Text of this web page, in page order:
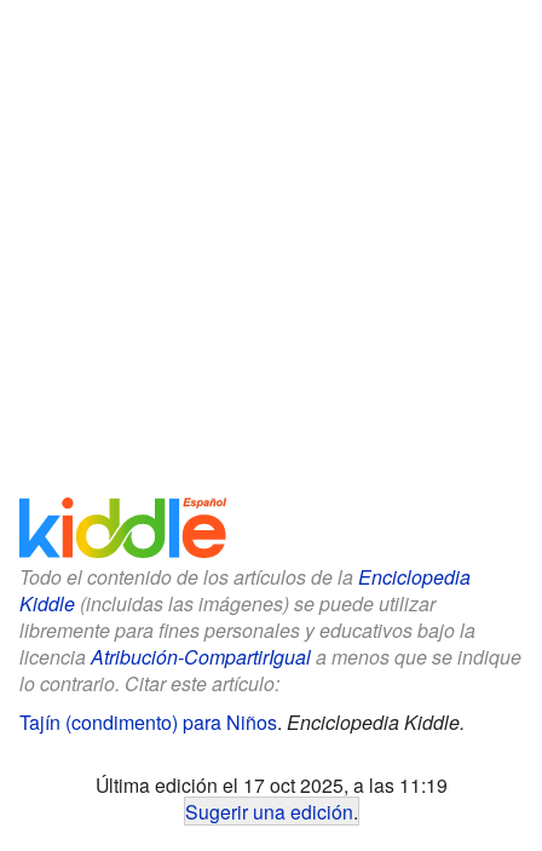
Todo el contenido de los artículos de la Enciclopedia
Kiddle (incluidas las imágenes) se puede utilizar
libremente para fines personales y educativos bajo la
licenciaAtribución-CompartirIguala menos que se indique
lo contrario. Citar este artículo:
Tajín (condimento) para Niños. Enciclopedia Kiddle.
Última edición el 17 oct 2025, a las 11:19
Sugerir una edición.